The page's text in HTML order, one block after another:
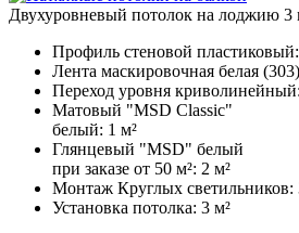
Двухуровневый потолок на лоджию 3
Профиль стеновой пластиковый:
Лента маскировочная белая
Переход уровня криволинейный:
Матовый "MSD Classic"
белый: 1 м²
Глянцевый "MSD" белый
при заказе от 50 м²: 2 м²
Монтаж Круглых светильников:
Установка потолка: 3 м²